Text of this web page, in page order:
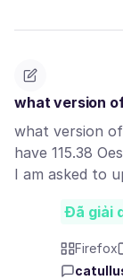
what version
what version
have 115.38
I am asked to
Đã giải
Firefox